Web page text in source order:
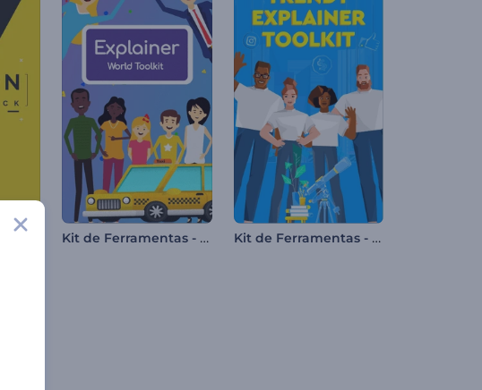
Kit de Ferramentas - Mundo Explicativo Kit de Ferramentas - Vídeos Explicativos Modernos